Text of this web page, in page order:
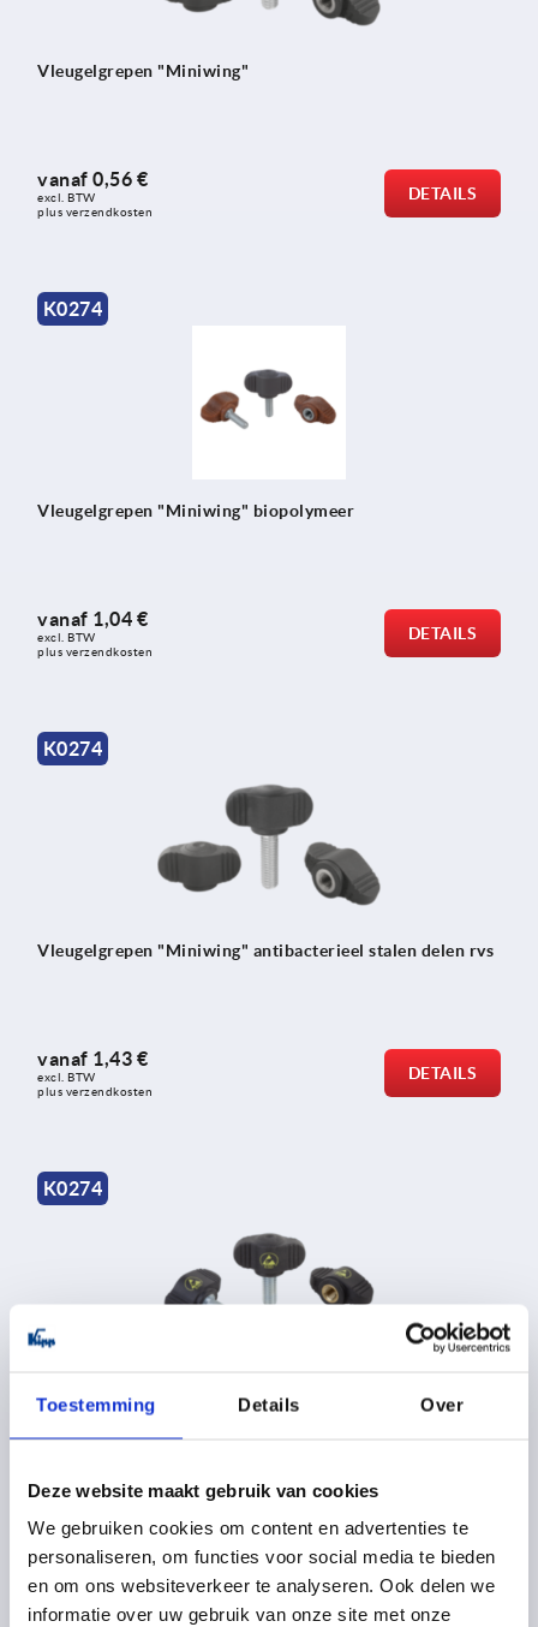
Toestemming Details Over
Deze website maakt gebruik van cookies
We gebruiken cookies om content en advertenties te
personaliseren, om functies voor social media te bieden
en om ons websiteverkeer te analyseren. Ook delen we
informatie over uw gebruik van onze site met onze
Vleugelgrepen "Miniwing"
vanaf 0,56 €
excl. BTW
plus verzendkosten
DETAILS
K0274
Vleugelgrepen "Miniwing" biopolymeer
vanaf 1,04 €
excl. BTW
plus verzendkosten
DETAILS
K0274
Vleugelgrepen "Miniwing" antibacterieel stalen delen rvs
vanaf 1,43 €
excl. BTW
plus verzendkosten
DETAILS
K0274
vanaf1,10 €
plus verzendkosten